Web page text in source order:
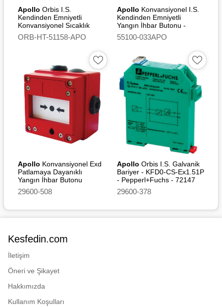
Apollo Orbis I.S.
Kendinden Emniyetli
Konvansiyonel Sıcaklık
Dedektörü (A1S) - Flashing
Led
ORB-HT-51158-APO
Apollo Konvansiyonel I.S.
Kendinden Emniyetli
Yangın İhbar Butonu -
Outdoor (Without Led)
55100-033APO
Apollo Konvansiyonel Exd
Patlamaya Dayanıklı
Yangın İhbar Butonu
(Without Led)
29600-508
Apollo Orbis I.S. Galvanik
Bariyer - KFD0-CS-Ex1.51P
- Pepperl+Fuchs - 72147
29600-378
Kesfedin.com
İletişim
Öneri ve Şikayet
Hakkımızda
Kullanım Koşulları